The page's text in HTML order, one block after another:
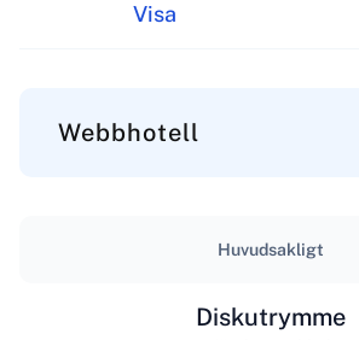
Visa
Webbhotell
Huvudsakligt
Diskutrymme